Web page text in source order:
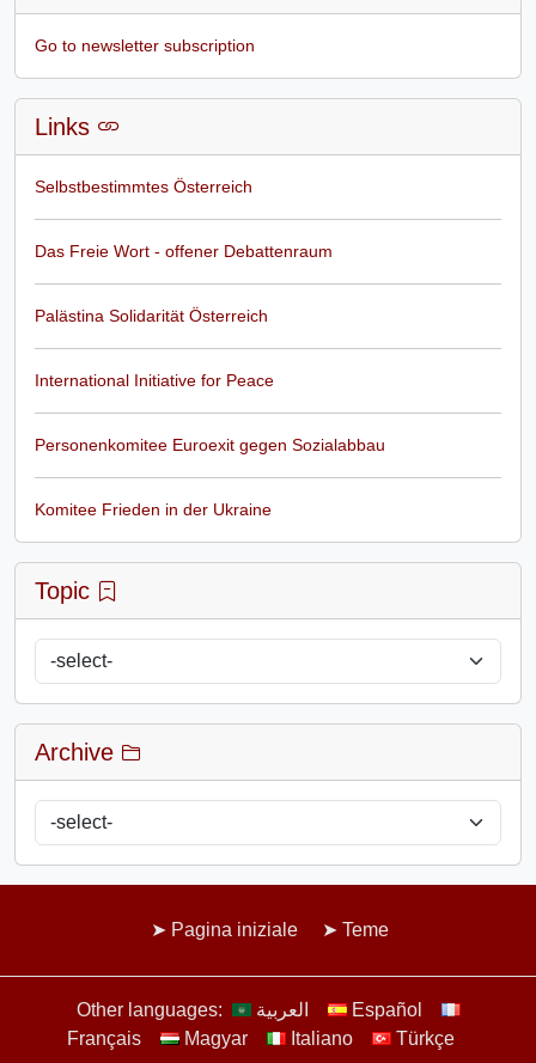
Go to newsletter subscription
Links
Selbstbestimmtes Österreich
Das Freie Wort - offener Debattenraum
Palästina Solidarität Österreich
International Initiative for Peace
Personenkomitee Euroexit gegen Sozialabbau
Komitee Frieden in der Ukraine
Topic
Archive
Pagina iniziale Teme
Other languages: العربية
Español
Français
Magyar Italiano Türkçe